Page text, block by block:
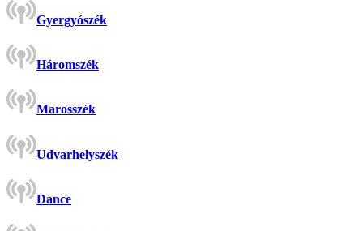
Gyergyószék
Háromszék
Marosszék
Udvarhelyszék
Dance